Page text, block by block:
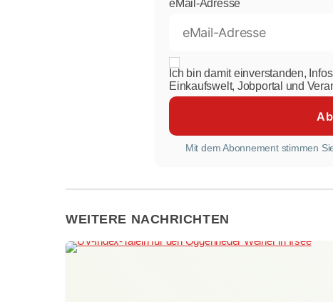
eMail-Adresse
Ich bin damit einverstanden,
Einkaufswelt, Jobportal und
Mit dem Abonnement stimmen
WEITERE NACHRICHTEN